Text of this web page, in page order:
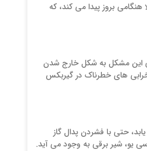
بروز پیدا می کند، که
این مشکل به شکل خارج شدن
های خطرناک در گیربکس
حتی با فشردن پدال گاز
یو، شیر برقی به وجود می آید.